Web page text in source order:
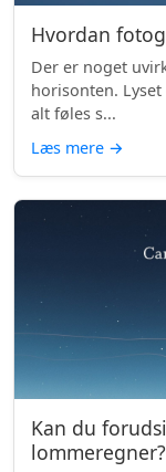
Hvordan
Der er noget
horisonten.
alt føles s...
Læs mere →
Kan du
lommeregner?